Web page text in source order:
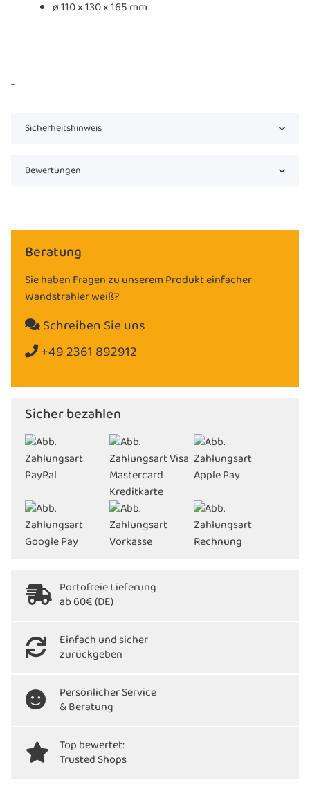
ø 110 x 130 x 165 mm
...
Sicherheitshinweis
Bewertungen
Beratung
Sie haben Fragen zu unserem Produkt einfacher
Wandstrahler weiß?
Schreiben Sie uns
+49 2361 892912
Sicher bezahlen
Portofreie Lieferung
ab 60€ (DE)
Einfach und sicher
zurückgeben
Persönlicher Service
& Beratung
Top bewertet:
Trusted Shops